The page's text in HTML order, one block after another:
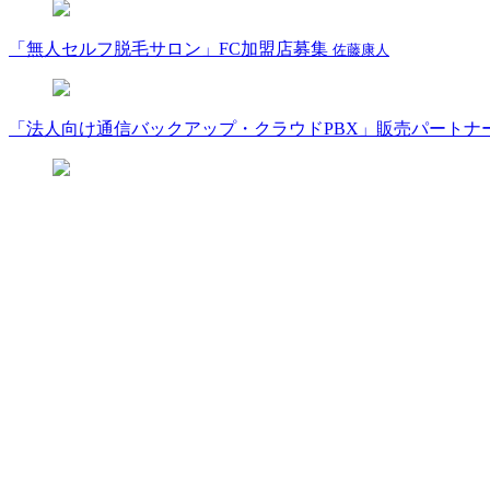
「無人セルフ脱毛サロン」FC加盟店募集 佐藤康人
「法人向け通信バックアップ・クラウドPBX」販売パートナ